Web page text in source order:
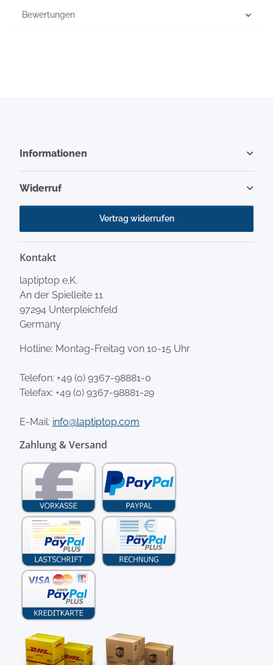
Bewertungen
Informationen
Widerruf
Vertrag widerrufen
Kontakt
laptiptop e.K.
An der Spielleite 11
97294 Unterpleichfeld
Germany
Hotline: Montag-Freitag von 10-15 Uhr
Telefon: +49 (0) 9367-98881-0
Telefax: +49 (0) 9367-98881-29
E-Mail: info@laptiptop.com
Zahlung & Versand